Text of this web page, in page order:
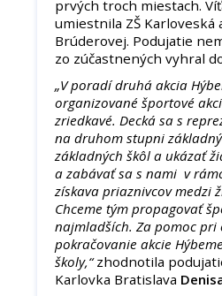
prvých troch miestach.
umiestnila ZŠ
Brúderovej. Podujatie
zo zúčastnených vyhral
„V poradí druhá akcia
organizované športové
zriedkavé. Decká sa s
na druhom stupni
základných škôl a ukázať
a zabávať sa s nami v
získava priaznivcov medzi
Chceme tým propagovať
najmladších. Za pomoc
pokračovanie akcie
školy,“zhodnotila
Karlovka Bratislava